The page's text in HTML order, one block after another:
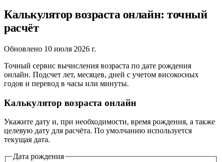
Калькулятор возраста онлайн: точный
расчёт
Обновлено 10 июля 2026 г.
Точный сервис вычисления возраста по дате рождения
онлайн. Подсчет лет, месяцев, дней с учетом високосных
годов и перевод в часы или минуты.
Калькулятор возраста онлайн
Укажите дату и, при необходимости, время рождения, а также
целевую дату для расчёта. По умолчанию используется
текущая дата.
Дата рождения